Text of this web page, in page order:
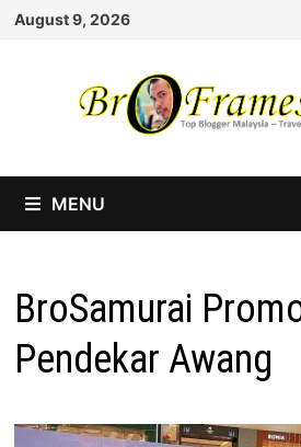
Skip
August 9, 2026
MENU
BroSamurai
Pendekar Awang